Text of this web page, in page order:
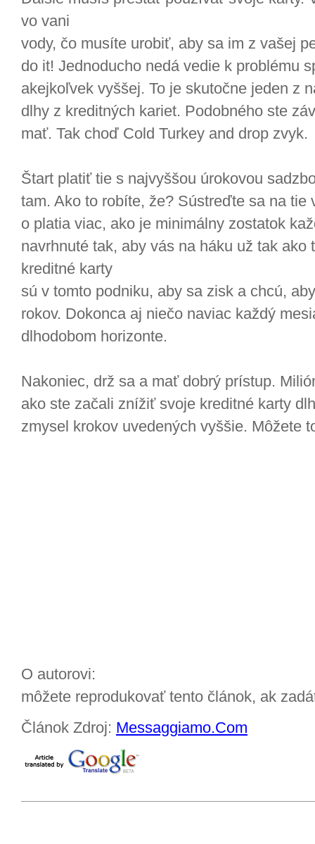
vo vani
vody, čo musíte urobiť, aby sa im z vašej
do it! Jednoducho nedá vedie k problému
akejkoľvek vyššej. To je skutočne jeden z
dlhy z kreditných kariet. Podobného ste
mať. Tak choď Cold Turkey and drop zvyk.
Štart platiť tie s najvyššou úrokovou
tam. Ako to robíte, že? Sústreďte sa na tie
o platia viac, ako je minimálny zostatok
navrhnuté tak, aby vás na háku už tak
kreditné karty
sú v tomto podniku, aby sa zisk a chcú,
rokov. Dokonca aj niečo naviac každý
dlhodobom horizonte.
Nakoniec, drž sa a mať dobrý prístup.
ako ste začali znížiť svoje kreditné karty
zmysel krokov uvedených vyššie. Môžete
O autorovi:
môžete reprodukovať tento článok, ak
Článok Zdroj: Messaggiamo.Com